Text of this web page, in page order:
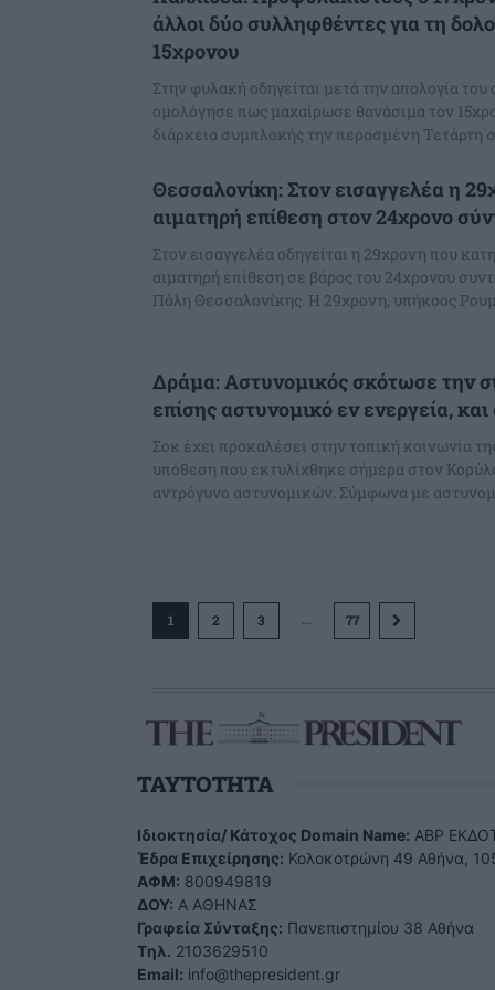
άλλοι δύο συλληφθέντες για τη
15χρονου
Στην φυλακή οδηγείται μετά την απολογία του
ομολόγησε πως μαχαίρωσε θανάσιμα τον
διάρκεια συμπλοκής την περασμένη Τετάρτη
Θεσσαλονίκη: Στον εισαγγελέα η
αιματηρή επίθεση στον 24χρονο
Στον εισαγγελέα οδηγείται η 29χρονη που
αιματηρή επίθεση σε βάρος του 24χρονου
Πόλη Θεσσαλονίκης. Η 29χρονη, υπήκοος
Δράμα: Αστυνομικός σκότωσε την
επίσης αστυνομικό εν ενεργεία,
Σοκ έχει προκαλέσει στην τοπική κοινωνία
υπόθεση που εκτυλίχθηκε σήμερα στον
αντρόγυνο αστυνομικών. Σύμφωνα
1 2 3 ... 77
TAYTOTHTA
Ιδιοκτησία/ Κάτοχος Domain Name: ΑBP
Έδρα Επιχείρησης: Κολοκοτρώνη 49 Αθήνα,
ΑΦΜ: 800949819
ΔΟΥ: Α ΑΘΗΝΑΣ
Γραφεία Σύνταξης: Πανεπιστημίου 38 Αθήνα
Tηλ. 2103629510
Email: info@thepresident.gr